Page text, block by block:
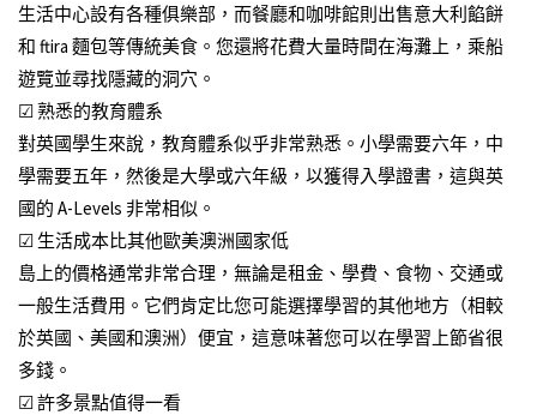
生活中心設有各種俱樂部，而餐廳和咖啡館則出售意大利餡餅
和 ftira 麵包等傳統美食。您還將花費大量時間在海灘上，乘船
遊覽並尋找隱藏的洞穴。
☑ 熟悉的教育體系
對英國學生來說，教育體系似乎非常熟悉。小學需要六年，中
學需要五年，然後是大學或六年級，以獲得入學證書，這與英
國的 A-Levels 非常相似。
☑ 生活成本比其他歐美澳洲國家低
島上的價格通常非常合理，無論是租金、學費、食物、交通或
一般生活費用。它們肯定比您可能選擇學習的其他地方（相較
於英國、美國和澳洲）便宜，這意味著您可以在學習上節省很
多錢。
☑ 許多景點值得一看